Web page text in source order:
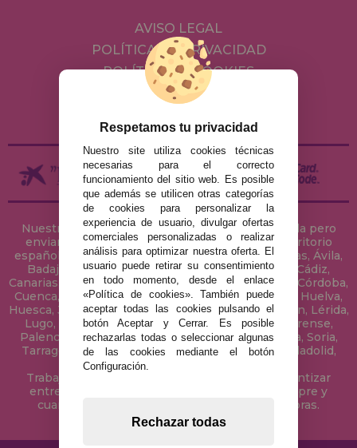
AVISO LEGAL
POLÍTICA DE PRIVACIDAD
POLÍTICA DE COOKIES
ENVÍOS Y DEVOLUCIONES
Nuestra tienda de puzzles está ubicada en Sevilla pero
enviamos tus puzzles a cualquier ciudad del territorio
español: Álava, Albacete, Alicante, Almería, Asturias, Ávila,
Badajoz, Baleares, Barcelona, Burgos, Cáceres, Cádiz,
Canarias, Cantabria, Castellón, Ceuta, Ciudad Real, Córdoba,
Cuenca, Gerona, Granada, Guadalajara, Guipúzcoa, Huelva,
Huesca, Jaén, La Coruña, La Rioja, Las Palmas, Leon, Lérida,
Lugo, Madrid, Málaga, Melilla, Murcia, Navarra, Orense,
Palencia, Pontevedra, Salamanca, Segovia, Sevilla, Soria,
Tarragona, Tenerife, Teruel, Toledo, Valencia, Valladolid,
Vizcaya, Zamora y Zaragoza.
Trabajamos con Stocks permanentes para garantizar
entregas rápidas en territorio peninsular, siempre y
cuando el pedido se realice antes de las 18 horas.
Respetamos tu privacidad
Nuestro site utiliza cookies técnicas
necesarias para el correcto
funcionamiento del sitio web. Es posible
que además se utilicen otras categorías
de cookies para personalizar la
experiencia de usuario, divulgar ofertas
comerciales personalizadas o realizar
análisis para optimizar nuestra oferta. El
usuario puede retirar su consentimiento
en todo momento, desde el enlace
«Política de cookies». También puede
aceptar todas las cookies pulsando el
botón Aceptar y Cerrar. Es posible
rechazarlas todas o seleccionar algunas
de las cookies mediante el botón
Configuración.
Rechazar todas